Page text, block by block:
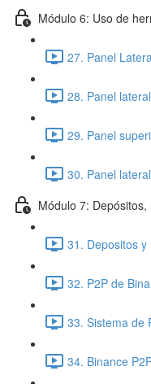
Módulo 6: Uso de
27. Panel
28. Panel
29. Panel
30. Panel
Módulo 7:
31. Depositos
32. P2P de
33. Sistema de
34. Binance